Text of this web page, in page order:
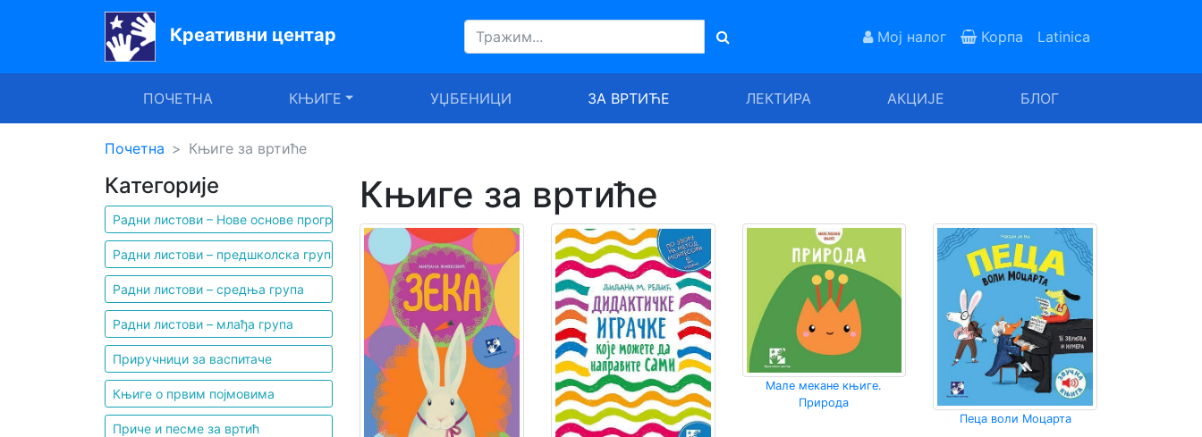
Креативни центар Мој налог Корпа Latinica
ПОЧЕТНА КЊИГЕ УЏБЕНИЦИ ЗА ВРТИЋЕ ЛЕКТИРА АКЦИЈЕ БЛОГ
Почетна
УџбенициПочетна Књиге за вртиће
Категорије
Радни листови – Нове основе програма
Радни листови – предшколска група
Радни листови – средња група
Радни листови – млађа група
Приручници за васпитаче
Књиге о првим појмовима
Приче и песме за вртић
Књиге за вртиће
Мале мекане књиге.
Природа
Пеца воли Моцарта